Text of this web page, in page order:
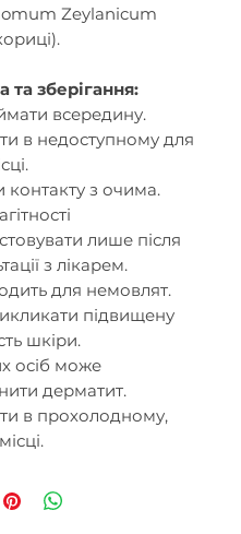
Zeylanicum
та зберігання:
всередину.
в недоступному для
контакту з очима.
лише після
з лікарем.
для немовлят.
підвищену
шкіри.
осіб може
дерматит.
в прохолодному,